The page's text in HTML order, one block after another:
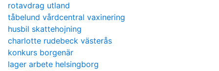
rotavdrag utland
tåbelund vårdcentral vaxinering
husbil skattehojning
charlotte rudebeck västerås
konkurs borgenär
lager arbete helsingborg